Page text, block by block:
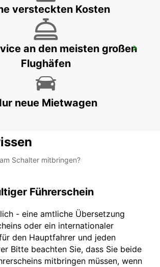
- MALTA
versteckten Kosten
an den meisten großen
Flughäfen
neue Mietwagen
Schalter mitbringen?
Führerschein
- eine amtliche Übersetzung
oder ein internationaler
den Hauptfahrer und jeden
Bitte beachten Sie, dass Sie beide
mitbringen müssen, wenn